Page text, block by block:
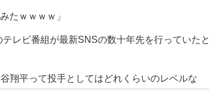
たｗｗｗｗ」
レビ番組が最新SNSの数十年先を行っていたと
翔平って投手としてはどれくらいのレベルな